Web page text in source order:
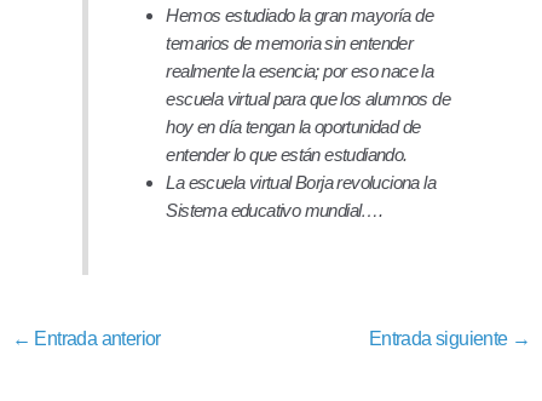
Hemos estudiado la gran mayoría de
temarios de memoria sin entender
realmente la esencia; por eso nace la
escuela virtual para que los alumnos de
hoy en día tengan la oportunidad de
entender lo que están estudiando.
La escuela virtual Borja revoluciona la
Sistema educativo mundial….
← Entrada anterior Entrada siguiente →